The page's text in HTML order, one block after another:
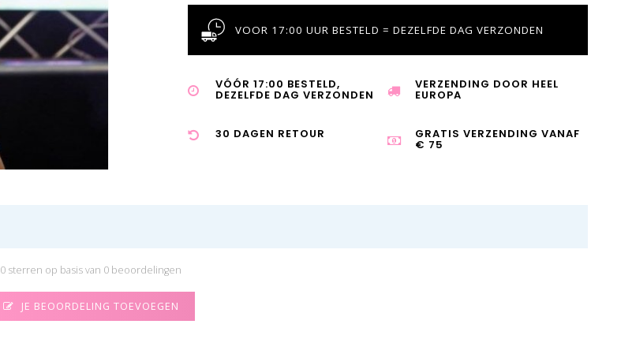
VOOR 17:00 UUR BESTELD = DEZELFDE DAG VERZONDEN
VÓÓR 17:00 BESTELD,
DEZELFDE DAG VERZONDEN
VERZENDING DOOR HEEL
EUROPA
30 DAGEN RETOUR GRATIS VERZENDING VANAF
€ 75
0 sterren op basis van 0 beoordelingen
JE BEOORDELING TOEVOEGEN